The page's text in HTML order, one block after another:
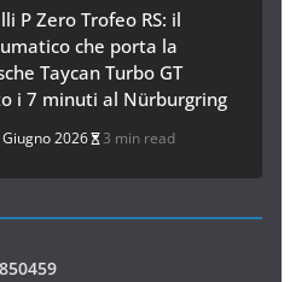
P Zero Trofeo RS: il
che porta la
Taycan Turbo GT
i 7 minuti al Nürburgring
Giugno 2026 3 min read